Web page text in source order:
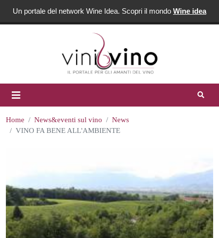
Un portale del network Wine Idea. Scopri il mondo Wine idea
Home News&eventi sul vino
News
VINO FA BENE ALL'AMBIENTE